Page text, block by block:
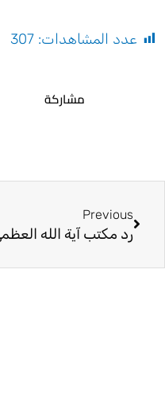
عدد المشاهدات: 307
مشاركة
Previous
رد مكتب آية الله